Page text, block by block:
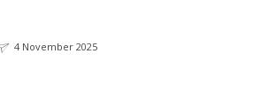
4 November 2025